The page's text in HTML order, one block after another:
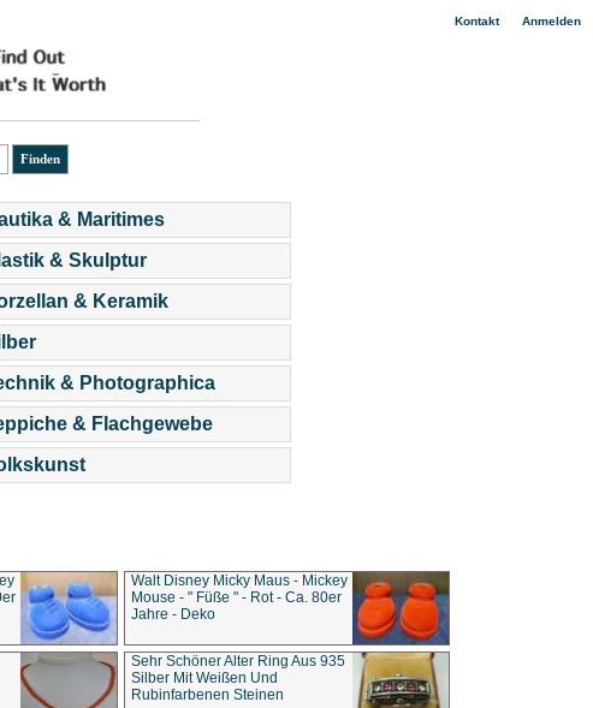
Kontakt| Anmelden
& Maritimes
& Skulptur
& Keramik
& Photographica
& Flachgewebe
Walt Disney Micky Maus - Mickey
Mouse - " Füße " - Rot - Ca. 80er
Jahre - Deko
Sehr Schöner Alter Ring Aus 935
Silber Mit Weißen Und
Rubinfarbenen Steinen